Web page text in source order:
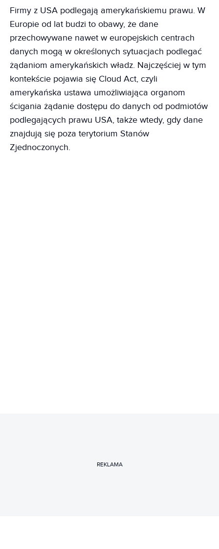
Firmy z USA podlegają amerykańskiemu prawu. W
Europie od lat budzi to obawy, że dane
przechowywane nawet w europejskich centrach
danych mogą w określonych sytuacjach podlegać
żądaniom amerykańskich władz. Najczęściej w tym
kontekście pojawia się Cloud Act, czyli
amerykańska ustawa umożliwiająca organom
ścigania żądanie dostępu do danych od podmiotów
podlegających prawu USA, także wtedy, gdy dane
znajdują się poza terytorium Stanów
Zjednoczonych.
REKLAMA